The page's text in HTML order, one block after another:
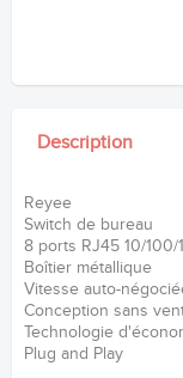
Description
Reyee
Switch de bureau
8 ports RJ45 10/
Boîtier métallique
Vitesse auto-
Conception sans
Technologie
Plug and Play